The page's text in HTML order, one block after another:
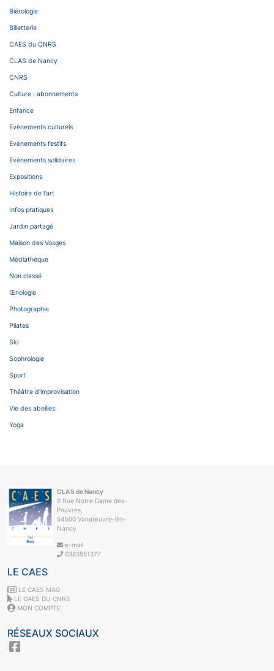
Biérologie
Billetterie
CAES du CNRS
CLAS de Nancy
CNRS
Culture : abonnements
Enfance
Evènements culturels
Evènements festifs
Evènements solidaires
Expositions
Histoire de l'art
Infos pratiques
Jardin partagé
Maison des Vosges
Médiathèque
Non classé
Œnologie
Photographie
Pilates
Ski
Sophrologie
Sport
Théâtre d'improvisation
Vie des abeilles
Yoga
CLAS de Nancy
9 Rue Notre Dame des
Pauvres,
54500 Vandœuvre-lès-
Nancy
e-mail
0383551377
LE CAES
LE CAES MAG
LE CAES DU CNRS
MON COMPTE
RÉSEAUX SOCIAUX